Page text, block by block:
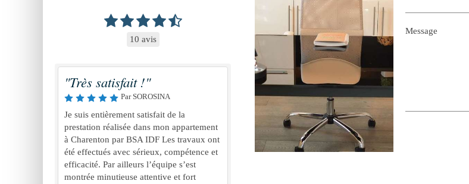
Message
10 avis
"Très satisfait !"
Par SOROSINA
Je suis entièrement satisfait de la
prestation réalisée dans mon appartement
à Charenton par BSA IDF Les travaux ont
été effectués avec sérieux, compétence et
efficacité. Par ailleurs l’équipe s’est
montrée minutieuse attentive et fort